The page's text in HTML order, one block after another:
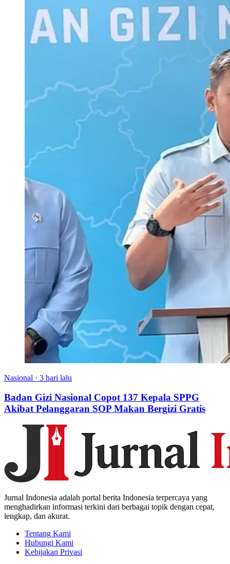
Nasional · 3 hari lalu
Badan Gizi Nasional Copot 137 Kepala SPPG
Akibat Pelanggaran SOP Makan Bergizi Gratis
Jurnal Indonesia adalah portal berita Indonesia terpercaya yang
menghadirkan informasi terkini dari berbagai topik dengan cepat,
lengkap, dan akurat.
Tentang Kami
Hubungi Kami
Kebijakan Privasi